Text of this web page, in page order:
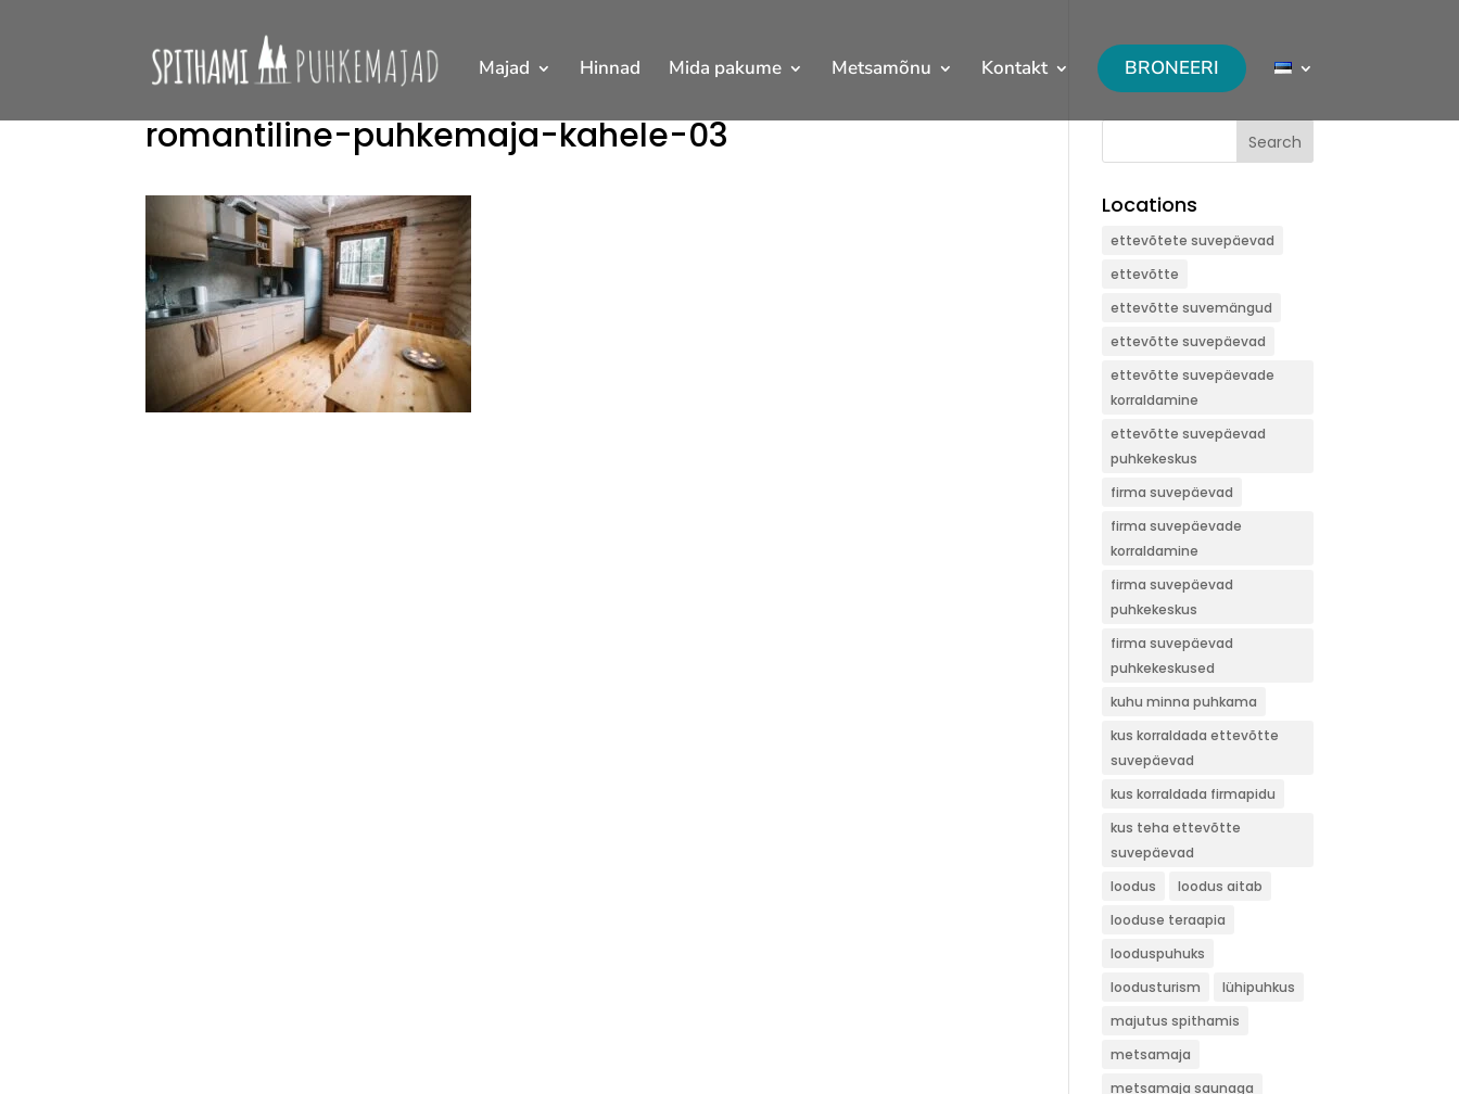
Majad Hinnad Mida pakume Metsamõnu Kontakt BRONEERI
romantiline-puhkemaja-kahele-03 Search
Locations
ettevõtete suvepäevad
ettevõtte
ettevõtte suvemängud
ettevõtte suvepäevad
ettevõtte suvepäevade
korraldamine
ettevõtte suvepäevad
puhkekeskus
firma suvepäevad
firma suvepäevade
korraldamine
firma suvepäevad
puhkekeskus
firma suvepäevad
puhkekeskused
kuhu minna puhkama
kus korraldada ettevõtte
suvepäevad
kus korraldada firmapidu
kus teha ettevõtte
suvepäevad
loodus
loodus aitab
looduse teraapia
looduspuhuks
loodusturism
lühipuhkus
majutus spithamis
metsamaja
metsamaja saunaga